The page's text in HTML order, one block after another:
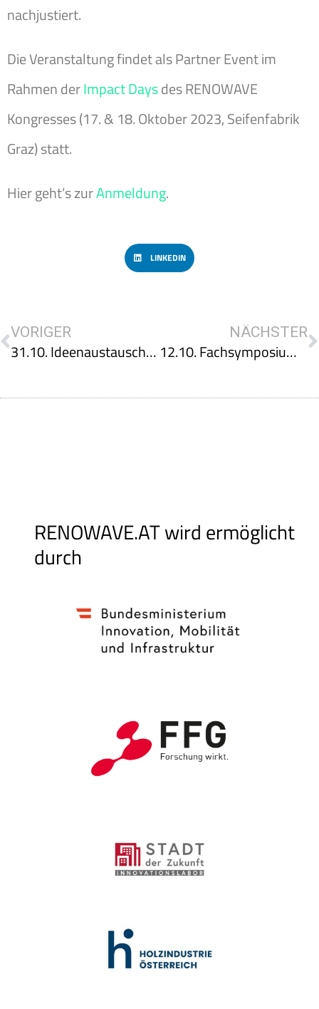
nachjustiert.
Die Veranstaltung findet als Partner Event im
Rahmen derImpact Daysdes RENOWAVE
Kongresses (17. & 18. Oktober 2023, Seifenfabrik
Graz) statt.
Hier geht’s zurAnmeldung.
LINKEDIN
VORIGER
31.10. Ideenaustausch zur FTI Förderschiene ASAP
NÄCHSTER
12.10. Fachsymposium Brennpunkt Alpines Bauen
RENOWAVE.AT wird ermöglicht
durch